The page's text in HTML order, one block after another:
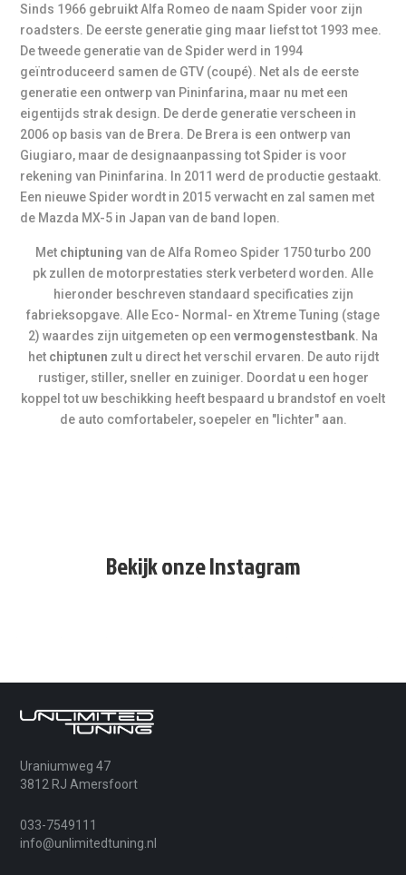
Sinds 1966 gebruikt Alfa Romeo de naam Spider voor zijn
roadsters. De eerste generatie ging maar liefst tot 1993 mee.
De tweede generatie van de Spider werd in 1994
geïntroduceerd samen de GTV (coupé). Net als de eerste
generatie een ontwerp van Pininfarina, maar nu met een
eigentijds strak design. De derde generatie verscheen in
2006 op basis van de Brera. De Brera is een ontwerp van
Giugiaro, maar de designaanpassing tot Spider is voor
rekening van Pininfarina. In 2011 werd de productie gestaakt.
Een nieuwe Spider wordt in 2015 verwacht en zal samen met
de Mazda MX-5 in Japan van de band lopen.
Met chiptuning van de Alfa Romeo Spider 1750 turbo 200
pk zullen de motorprestaties sterk verbeterd worden. Alle
hieronder beschreven standaard specificaties zijn
fabrieksopgave. Alle Eco- Normal- en Xtreme Tuning (stage
2) waardes zijn uitgemeten op een vermogenstestbank. Na
het chiptunen zult u direct het verschil ervaren. De auto rijdt
rustiger, stiller, sneller en zuiniger. Doordat u een hoger
koppel tot uw beschikking heeft bespaard u brandstof en voelt
de auto comfortabeler, soepeler en "lichter" aan.
Bekijk onze Instagram
Uraniumweg 47
3812 RJ Amersfoort
033-7549111
info@unlimitedtuning.nl